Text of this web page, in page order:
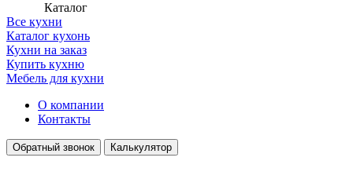
Каталог
Все кухни
Каталог кухонь
Кухни на заказ
Купить кухню
Мебель для кухни
О компании
Контакты
Обратный звонок Калькулятор